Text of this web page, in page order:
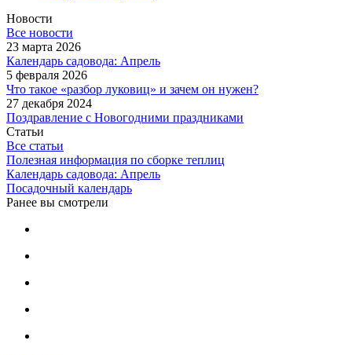
Новости
Все новости
23 марта 2026
Календарь садовода: Апрель
5 февраля 2026
Что такое «разбор луковиц» и зачем он нужен?
27 декабря 2024
Поздравление с Новогодними праздниками
Статьи
Все статьи
Полезная информация по сборке теплиц
Календарь садовода: Апрель
Посадочный календарь
Ранее вы смотрели